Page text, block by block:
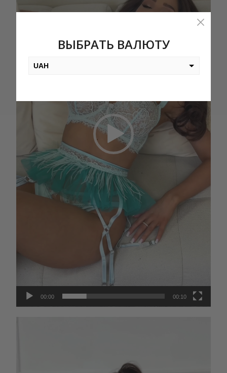
00:00 00:10
ВЫБРАТЬ ВАЛЮТУ
UAH
EUR
KZT
AED